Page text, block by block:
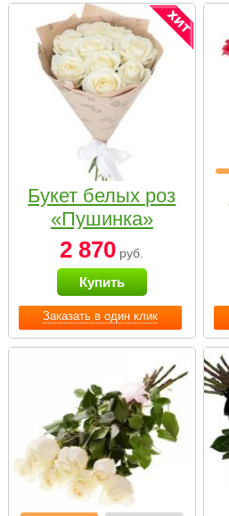
Заказать в один клик
Букет белых роз
«Пушинка»
2 870 руб.
Купить